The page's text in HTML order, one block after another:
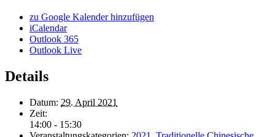
zu Google Kalender hinzufügen
iCalendar
Outlook 365
Outlook Live
Details
Datum: 29. April 2021
Zeit:
14:00 - 15:30